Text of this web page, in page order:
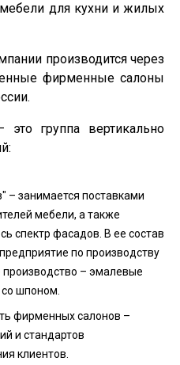
для кухни и жилых
производится через
фирменные салоны
группа вертикально
– занимается поставками
мебели, а также
спектр фасадов. В ее состав
по производству
– эмалевые
со шпоном.
фирменных салонов –
и стандартов
клиентов.